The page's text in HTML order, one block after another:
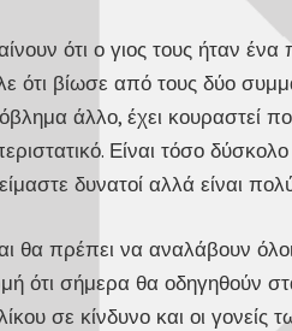
ότι ο γιος τους ήταν
ότι βίωσε από τους δύο
άλλο, έχει κουραστεί
Είναι τόσο
δυνατοί αλλά είναι
θα πρέπει να αναλάβουν
ότι σήμερα θα οδηγηθούν
σε κίνδυνο και οι